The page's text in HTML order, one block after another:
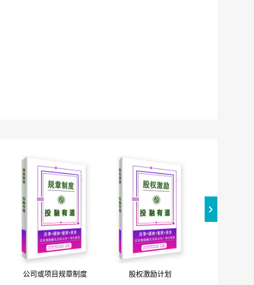
公司或项目规章制度 股权激励计划